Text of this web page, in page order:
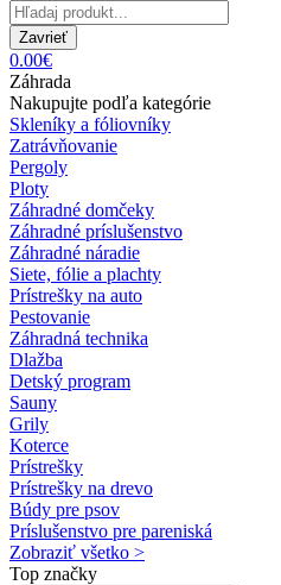
Zavrieť
0.00€
Záhrada
Nakupujte podľa kategórie
Skleníky a fóliovníky
Zatrávňovanie
Pergoly
Ploty
Záhradné domčeky
Záhradné príslušenstvo
Záhradné náradie
Siete, fólie a plachty
Prístrešky na auto
Pestovanie
Záhradná technika
Dlažba
Detský program
Sauny
Grily
Koterce
Prístrešky
Prístrešky na drevo
Búdy pre psov
Príslušenstvo pre pareniská
Zobraziť všetko >
Top značky